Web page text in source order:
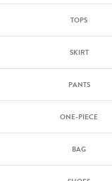
TOPS
SKIRT
PANTS
ONE-PIECE
BAG